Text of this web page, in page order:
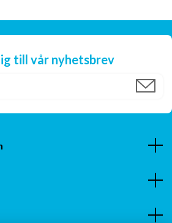
till vår nyhetsbrev